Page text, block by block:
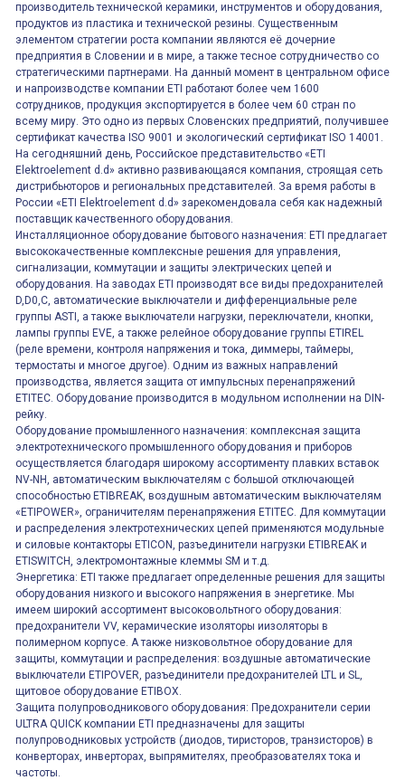
производитель технической керамики, инструментов и оборудования,
продуктов из пластика и технической резины. Существенным
элементом стратегии роста компании являются её дочерние
предприятия в Словении и в мире, а также тесное сотрудничество со
стратегическими партнерами. На данный момент в центральном офисе
и напроизводстве компании ETI работают более чем 1600
сотрудников, продукция экспортируется в более чем 60 стран по
всему миру. Это одно из первых Словенских предприятий, получившее
сертификат качества ISO 9001 и экологический сертификат ISO 14001.
На сегодняшний день, Российское представительство «ETI
Elektroelement d.d» активно развивающаяся компания, строящая сеть
дистрибьюторов и региональных представителей. За время работы в
России «ETI Elektroelement d.d» зарекомендовала себя как надежный
поставщик качественного оборудования.
Инсталляционное оборудование бытового назначения: ETI предлагает
высококачественные комплексные решения для управления,
сигнализации, коммутации и защиты электрических цепей и
оборудования. На заводах ETI производят все виды предохранителей
D,D0,C, автоматические выключатели и дифференциальные реле
группы ASTI, а также выключатели нагрузки, переключатели, кнопки,
лампы группы EVE, а также релейное оборудование группы ETIREL
(реле времени, контроля напряжения и тока, диммеры, таймеры,
термостаты и многое другое). Одним из важных направлений
производства, является защита от импульсных перенапряжений
ETITEC. Оборудование производится в модульном исполнении на DIN-
рейку.
Оборудование промышленного назначения: комплексная защита
электротехнического промышленного оборудования и приборов
осуществляется благодаря широкому ассортименту плавких вставок
NV-NH, автоматическим выключателям с большой отключающей
способностью ETIBREAK, воздушным автоматическим выключателям
«ETIPOWER», ограничителям перенапряжения ETITEC. Для коммутации
и распределения электротехнических цепей применяются модульные
и силовые контакторы ETICON, разъединители нагрузки ETIBREAK и
ETISWITCH, электромонтажные клеммы SM и т.д.
Энергетика: ETI также предлагает определенные решения для защиты
оборудования низкого и высокого напряжения в энергетике. Мы
имеем широкий ассортимент высоковольтного оборудования:
предохранители VV, керамические изоляторы иизоляторы в
полимерном корпусе. А также низковольтное оборудование для
защиты, коммутации и распределения: воздушные автоматические
выключатели ETIPOVER, разъединители предохранителей LTL и SL,
щитовое оборудование ETIBOX.
Защита полупроводникового оборудования: Предохранители серии
ULTRA QUICK компании ETI предназначены для защиты
полупроводниковых устройств (диодов, тиристоров, транзисторов) в
конверторах, инверторах, выпрямителях, преобразователях тока и
частоты.